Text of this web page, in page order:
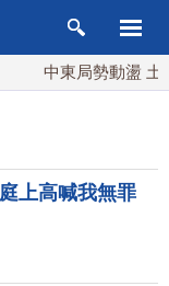
中東局勢動盪 土
上高喊我無罪